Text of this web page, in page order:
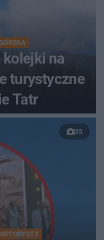
kolejki na
turystyczne
Tatr
35